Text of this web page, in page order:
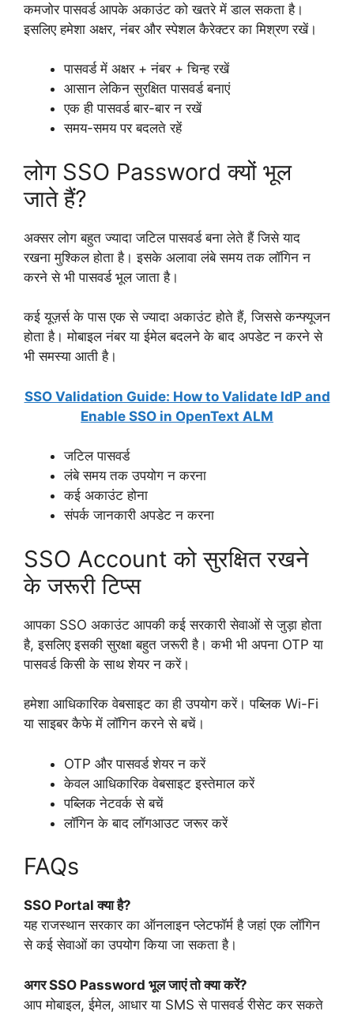
कमजोर पासवर्ड आपके अकाउंट को खतरे में डाल सकता है।
इसलिए हमेशा अक्षर, नंबर और स्पेशल कैरेक्टर का मिश्रण रखें।
पासवर्ड में अक्षर + नंबर + चिन्ह रखें
आसान लेकिन सुरक्षित पासवर्ड बनाएं
एक ही पासवर्ड बार-बार न रखें
समय-समय पर बदलते रहें
लोग SSO Password क्यों भूल
जाते हैं?
अक्सर लोग बहुत ज्यादा जटिल पासवर्ड बना लेते हैं जिसे याद
रखना मुश्किल होता है। इसके अलावा लंबे समय तक लॉगिन न
करने से भी पासवर्ड भूल जाता है।
कई यूज़र्स के पास एक से ज्यादा अकाउंट होते हैं, जिससे कन्फ्यूजन
होता है। मोबाइल नंबर या ईमेल बदलने के बाद अपडेट न करने से
भी समस्या आती है।
SSO Validation Guide: How to Validate IdP and
Enable SSO in OpenText ALM
जटिल पासवर्ड
लंबे समय तक उपयोग न करना
कई अकाउंट होना
संपर्क जानकारी अपडेट न करना
SSO Account को सुरक्षित रखने
के जरूरी टिप्स
आपका SSO अकाउंट आपकी कई सरकारी सेवाओं से जुड़ा होता
है, इसलिए इसकी सुरक्षा बहुत जरूरी है। कभी भी अपना OTP या
पासवर्ड किसी के साथ शेयर न करें।
हमेशा आधिकारिक वेबसाइट का ही उपयोग करें। पब्लिक Wi-Fi
या साइबर कैफे में लॉगिन करने से बचें।
OTP और पासवर्ड शेयर न करें
केवल आधिकारिक वेबसाइट इस्तेमाल करें
पब्लिक नेटवर्क से बचें
लॉगिन के बाद लॉगआउट जरूर करें
FAQs
SSO Portal क्या है?
यह राजस्थान सरकार का ऑनलाइन प्लेटफॉर्म है जहां एक लॉगिन
से कई सेवाओं का उपयोग किया जा सकता है।
अगर SSO Password भूल जाएं तो क्या करें?
आप मोबाइल, ईमेल, आधार या SMS से पासवर्ड रीसेट कर सकते